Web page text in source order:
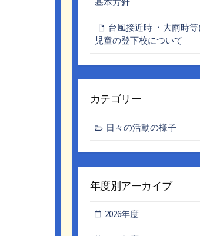
台風接近時 ・大雨時
児童の登下校について
カテゴリー
日々の活動の様子
年度別アーカイブ
2026年度